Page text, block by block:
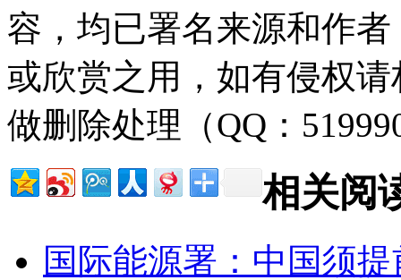
容，均已署名来源和作
或欣赏之用，如有侵权
做删除处理（QQ：
相关阅
国际能源署：中国须